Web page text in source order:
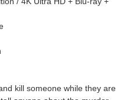
kill someone while they are